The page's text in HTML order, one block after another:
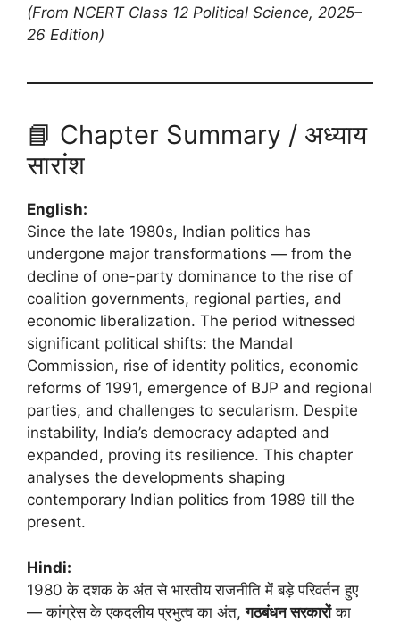
(From NCERT Class 12 Political Science, 2025–
26 Edition)
📘 Chapter Summary / अध्याय
सारांश
English:
Since the late 1980s, Indian politics has
undergone major transformations — from the
decline of one-party dominance to the rise of
coalition governments, regional parties, and
economic liberalization. The period witnessed
significant political shifts: the Mandal
Commission, rise of identity politics, economic
reforms of 1991, emergence of BJP and regional
parties, and challenges to secularism. Despite
instability, India’s democracy adapted and
expanded, proving its resilience. This chapter
analyses the developments shaping
contemporary Indian politics from 1989 till the
present.
Hindi:
1980 के दशक के अंत से भारतीय राजनीति में बड़े परिवर्तन हुए
— कांग्रेस के एकदलीय प्रभुत्व का अंत,गठबंधन सरकारोंका